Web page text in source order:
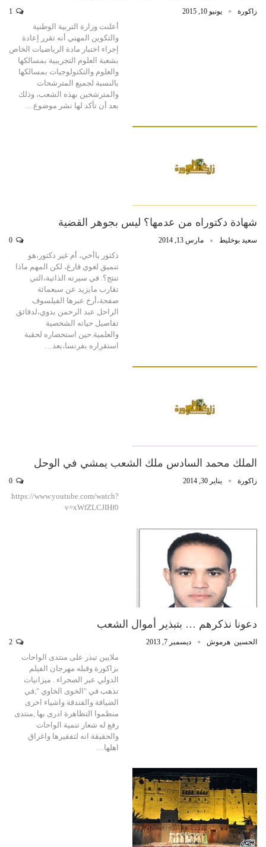
زاكورة يونيو 10, 2015
أعلنت وزارة التربية الوطنية
والتكوين المهني أنه تقرر إعادة
إجراء اختبار مادة الرياضيات الخاص
بشعبة العلوم التجريبية بمسالكها
والعلوم والتكنولوجيات بمسالكها
بالنسبة لجميع المترشحات
والمترشحين بهذه الشعب، وذلك
بعد أن تأكد لها نشر موضوع…
شهادة دكتوراه من عدمها؟ ليس بجوهر القضية
سعيد بوخليط مارس 13, 2014
دكتور ياأخي، أم غير دكتور،هو
تنميق لغوي فارغ، لكن المهم ماذا
تنتج؟. في سيرته الذاتية،التي
تقارب مايزيد عن سبعمائة
صفحة،أرخ عبرها الفيلسوف
الراحل عبد الرحمن بدوي،لدقائق
تفاصيل حياته الشخصية
والعلمية.حين استحضاره لحقبة
استقراره بفرنسا،بعد…
الملك محمد السادس ملك الشعب يمشي في الوحل
زاكورة يناير 30, 2014
https://www.youtube.com/watch?
v=xWfZLCJIHf0
دعونا نذكرهم … بتبذير أموال الشعب
الحسين ‎ هرموش ديسمبر 7, 2013
ملايين تبذر على منتدى الواحات
بزاكورة وقبله مهرجان الفيلم
الدولي عبر الصحراء . ميزانيات
تذهب في "الخوى الخاوي ",في
الضيافة والفندقة واشياء اخرى
منظموا التظاهرة ادرى بها ,منتدى
رفع له شعار تنمية الواحات
والحقيقة انه لتفقيرها واغراق
اهلها…